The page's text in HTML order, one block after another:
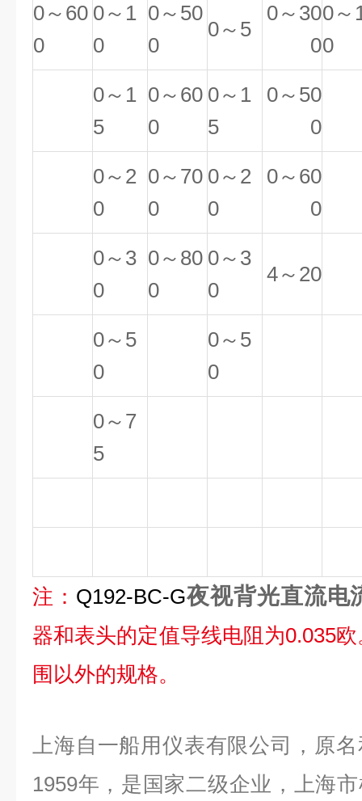
0～60
0
0～1
0
0～50
0
0～5
0～30
0
0～
0
0～1
5
0～60
0
0～1
5
0～50
0
0～2
0
0～70
0
0～2
0
0～60
0
0～3
0
0～80
0
0～3
0
4～20
0～5
0
0～5
0
0～7
5
注： Q192-BC-G夜视背光直流电
器和表头的定值导线电阻为0.035
围以外的规格。
上海自一船用仪表有限公司，原
1959年，是国家二级企业，上海